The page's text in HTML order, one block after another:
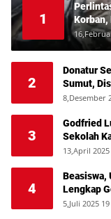
1
Korban,
Deli
2
Donatur
Sumut,
8,Desember
3
Godfried
Sekolah
13,April 2025
4
Beasiswa,
Lengkap
5,Juli 2025